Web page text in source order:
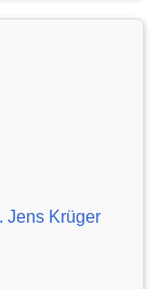
Jens Krüger